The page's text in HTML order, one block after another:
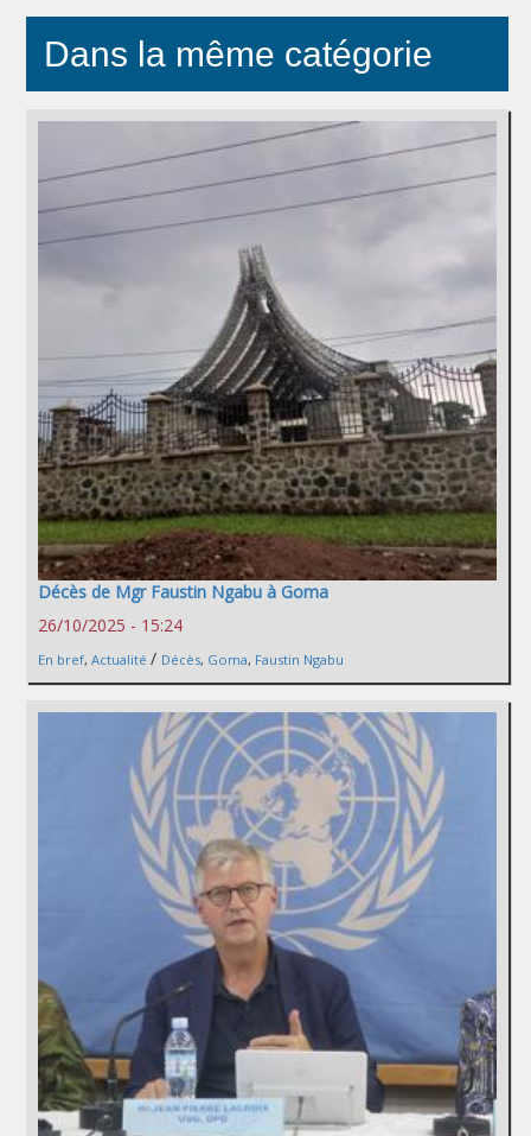
Dans la même catégorie
Décès de Mgr Faustin Ngabu à Goma
26/10/2025 - 15:24
En bref, Actualité / Décès, Goma, Faustin Ngabu